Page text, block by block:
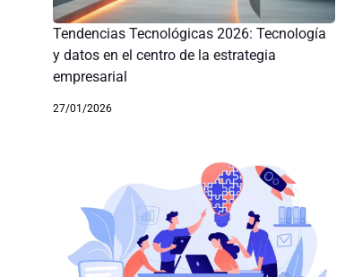
Tendencias Tecnológicas 2026: Tecnología
y datos en el centro de la estrategia
empresarial
27/01/2026